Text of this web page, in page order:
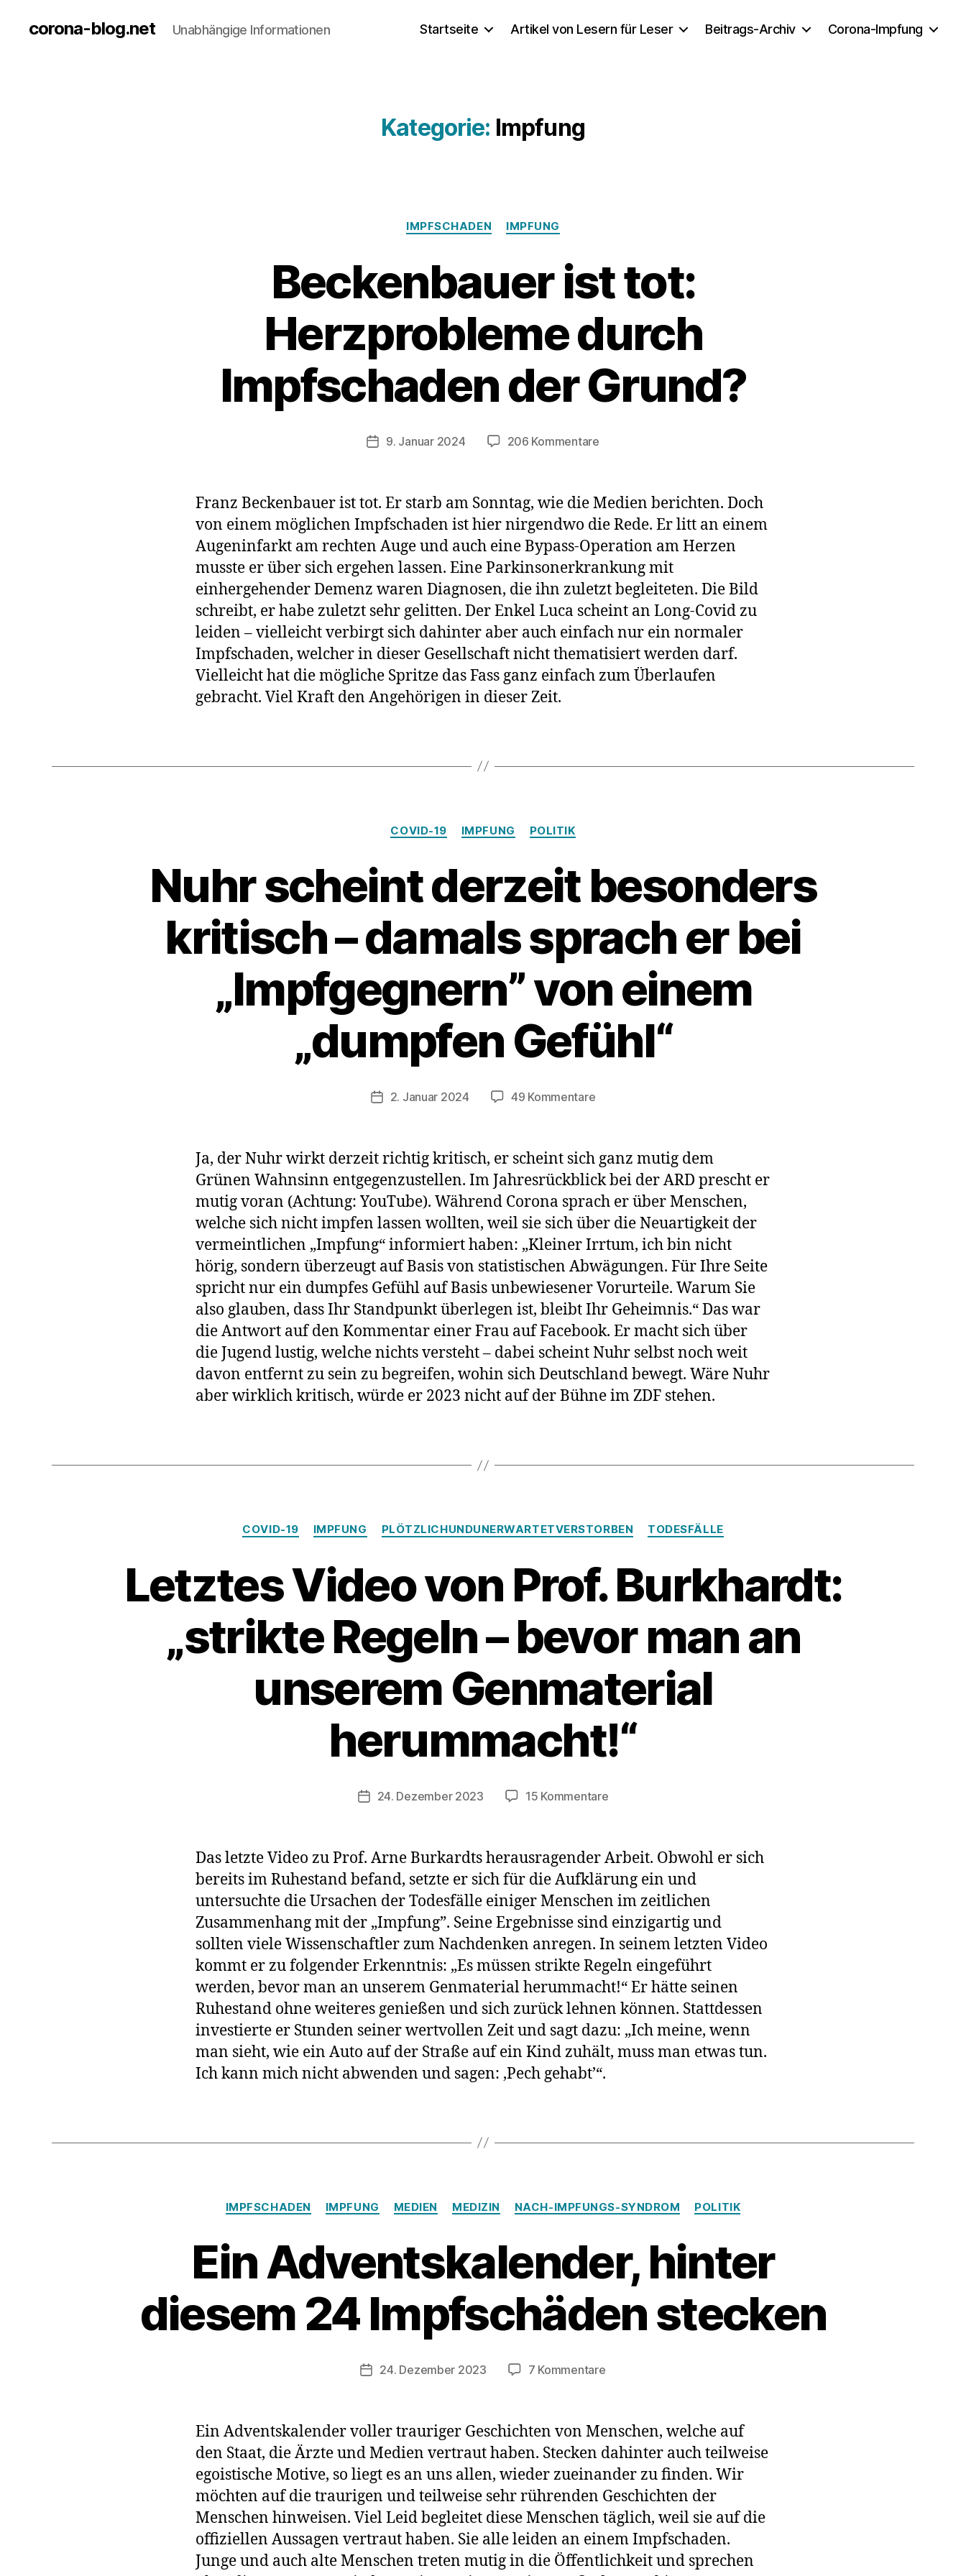
corona-blog.net Unabhängige Informationen Startseite Artikel von Lesern für Leser Beitrags-Archiv Corona-Impfung
Kategorie: Impfung
Kategorien
IMPFSCHADEN IMPFUNG
Beckenbauer ist tot:
Herzprobleme durch
Impfschaden der Grund?
Veröffentlichungsdatum
9. Januar 2024 206 Kommentarezu
Herzprobleme
durch
Impfschaden
der
Franz Beckenbauer ist tot. Er starb am Sonntag, wie die Medien berichten. Doch
von einem möglichen Impfschaden ist hier nirgendwo die Rede. Er litt an einem
Augeninfarkt am rechten Auge und auch eine Bypass-Operation am Herzen
musste er über sich ergehen lassen. Eine Parkinsonerkrankung mit
einhergehender Demenz waren Diagnosen, die ihn zuletzt begleiteten. Die Bild
schreibt, er habe zuletzt sehr gelitten. Der Enkel Luca scheint an Long-Covid zu
leiden – vielleicht verbirgt sich dahinter aber auch einfach nur ein normaler
Impfschaden, welcher in dieser Gesellschaft nicht thematisiert werden darf.
Vielleicht hat die mögliche Spritze das Fass ganz einfach zum Überlaufen
gebracht. Viel Kraft den Angehörigen in dieser Zeit.
Kategorien
COVID-19 IMPFUNG POLITIK
Nuhr scheint derzeit besonders
kritisch – damals sprach er bei
„Impfgegnern” von einem
„dumpfen Gefühl“
Veröffentlichungsdatum
2. Januar 2024 49 Kommentarezu
besonders
kritisch
–
damals
er
bei
„Impfgegnern”
von
einem
„dumpfen
Gefühl“
Ja, der Nuhr wirkt derzeit richtig kritisch, er scheint sich ganz mutig dem
Grünen Wahnsinn entgegenzustellen. Im Jahresrückblick bei der ARD prescht er
mutig voran (Achtung: YouTube). Während Corona sprach er über Menschen,
welche sich nicht impfen lassen wollten, weil sie sich über die Neuartigkeit der
vermeintlichen „Impfung“ informiert haben: „Kleiner Irrtum, ich bin nicht
hörig, sondern überzeugt auf Basis von statistischen Abwägungen. Für Ihre Seite
spricht nur ein dumpfes Gefühl auf Basis unbewiesener Vorurteile. Warum Sie
also glauben, dass Ihr Standpunkt überlegen ist, bleibt Ihr Geheimnis.“ Das war
die Antwort auf den Kommentar einer Frau auf Facebook. Er macht sich über
die Jugend lustig, welche nichts versteht – dabei scheint Nuhr selbst noch weit
davon entfernt zu sein zu begreifen, wohin sich Deutschland bewegt. Wäre Nuhr
aber wirklich kritisch, würde er 2023 nicht auf der Bühne im ZDF stehen.
Kategorien
COVID-19 IMPFUNG PLÖTZLICHUNDUNERWARTETVERSTORBEN TODESFÄLLE
Letztes Video von Prof. Burkhardt:
„strikte Regeln – bevor man an
unserem Genmaterial
herummacht!“
Veröffentlichungsdatum
24. Dezember 2023 15 Kommentarezu
Prof.
Burkhardt:
„strikte
Regeln
bevor
man
an
unserem
herummacht!“
Das letzte Video zu Prof. Arne Burkardts herausragender Arbeit. Obwohl er sich
bereits im Ruhestand befand, setzte er sich für die Aufklärung ein und
untersuchte die Ursachen der Todesfälle einiger Menschen im zeitlichen
Zusammenhang mit der „Impfung”. Seine Ergebnisse sind einzigartig und
sollten viele Wissenschaftler zum Nachdenken anregen. In seinem letzten Video
kommt er zu folgender Erkenntnis: „Es müssen strikte Regeln eingeführt
werden, bevor man an unserem Genmaterial herummacht!“ Er hätte seinen
Ruhestand ohne weiteres genießen und sich zurück lehnen können. Stattdessen
investierte er Stunden seiner wertvollen Zeit und sagt dazu: „Ich meine, wenn
man sieht, wie ein Auto auf der Straße auf ein Kind zuhält, muss man etwas tun.
Ich kann mich nicht abwenden und sagen: ‚Pech gehabt’“.
Kategorien
IMPFSCHADEN IMPFUNG MEDIEN MEDIZIN NACH-IMPFUNGS-SYNDROM POLITIK
Ein Adventskalender, hinter
diesem 24 Impfschäden stecken
Veröffentlichungsdatum
24. Dezember 2023 7 Kommentarezu
hinter
diesem
24
Impfschäden
stecken
Ein Adventskalender voller trauriger Geschichten von Menschen, welche auf
den Staat, die Ärzte und Medien vertraut haben. Stecken dahinter auch teilweise
egoistische Motive, so liegt es an uns allen, wieder zueinander zu finden. Wir
möchten auf die traurigen und teilweise sehr rührenden Geschichten der
Menschen hinweisen. Viel Leid begleitet diese Menschen täglich, weil sie auf die
offiziellen Aussagen vertraut haben. Sie alle leiden an einem Impfschaden.
Junge und auch alte Menschen treten mutig in die Öffentlichkeit und sprechen